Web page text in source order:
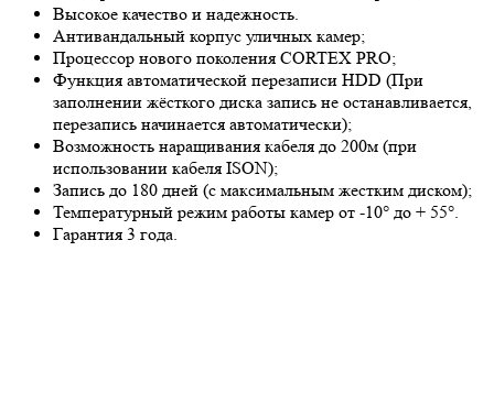
Высокое качество и надежность.
Антивандальный корпус уличных камер;
Процессор нового поколения CORTEX PRO;
Функция автоматической перезаписи HDD (При
заполнении жёсткого диска запись не останавливается,
перезапись начинается автоматически);
Возможность наращивания кабеля до 200м (при
использовании кабеля ISON);
Запись до 180 дней (с максимальным жестким диском);
Температурный режим работы камер от -10° до + 55°.
Гарантия 3 года.